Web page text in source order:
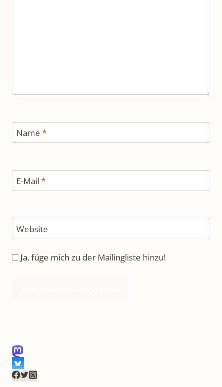
Name *
E-Mail *
Website
Ja, füge mich zu der Mailingliste hinzu!